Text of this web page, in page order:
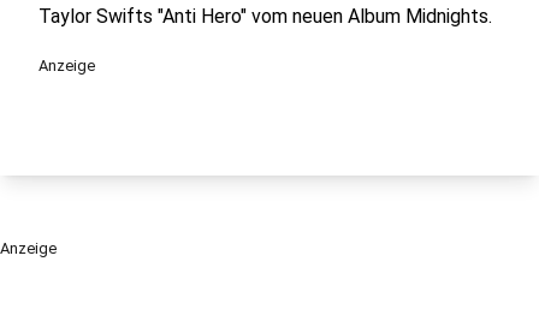
Taylor Swifts "Anti Hero" vom neuen Album Midnights.
Anzeige
Anzeige